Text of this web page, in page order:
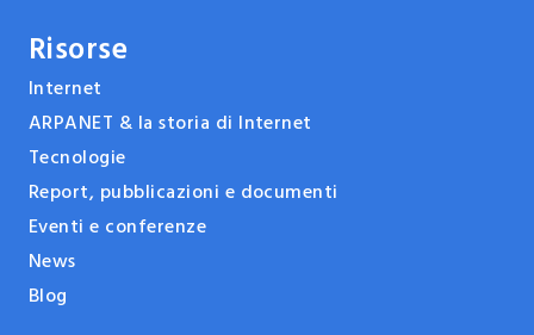
Risorse
Internet
ARPANET & la storia di Internet
Tecnologie
Report, pubblicazioni e documenti
Eventi e conferenze
News
Blog